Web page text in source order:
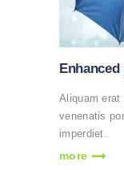
Aliquam erat
venenatis
imperdiet.
more